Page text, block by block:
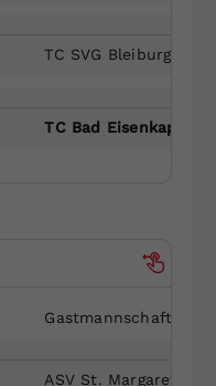
TC SVG Bleiburg 2
TC Bad Eisenkappel 2
Gastmannschaft
ASV St. Margarethen